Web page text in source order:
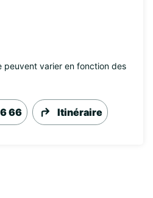
peuvent varier en fonction des
66 Itinéraire